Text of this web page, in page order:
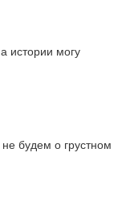
истории могу
будем о грустном